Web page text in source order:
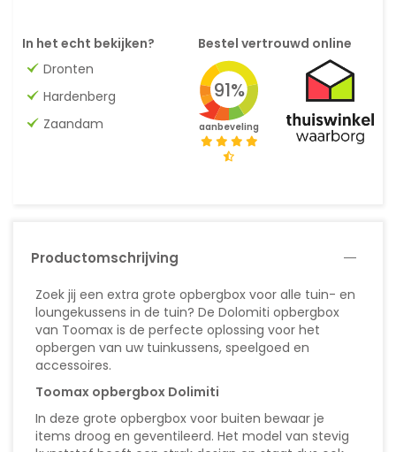
In het echt bekijken?
Dronten
Hardenberg
Zaandam
Bestel vertrouwd online
91%
aanbeveling
Productomschrijving
Zoek jij een extra grote opbergbox voor alle tuin- en
loungekussens in de tuin? De Dolomiti opbergbox
van Toomax is de perfecte oplossing voor het
opbergen van uw tuinkussens, speelgoed en
accessoires.
Toomax opbergbox Dolimiti
In deze grote opbergbox voor buiten bewaar je
items droog en geventileerd. Het model van stevig